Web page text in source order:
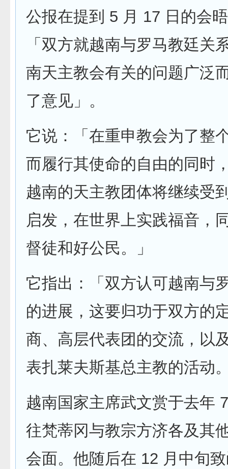
公报在提到 5 月 17 日的会
「双方就越南与罗马教廷关
南天主教会有关的问题广泛
了意见」。
它说：「在重申教会为了整
而履行其使命的自由的同时
越南的天主教团体将继续受
启发，在世界上实践福音，
督徒和好公民。」
它指出：「双方认可越南与
的进展，这要归功于双方的
商、高层代表团的交流，以
表扎莱夫斯基总主教的活动
越南国家主席​​武文赏于去年
往梵蒂冈与教宗方济各及其
会面。他随后在 12 月中旬